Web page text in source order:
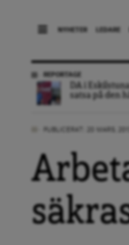
NYHETER LEDARE
REPORTAGE
DA i
satsa på den